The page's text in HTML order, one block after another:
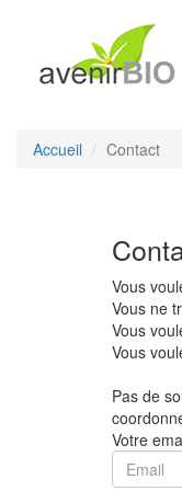
Accueil Contact
Vous
Vous ne
Vous
Vous
Pas de
Votre